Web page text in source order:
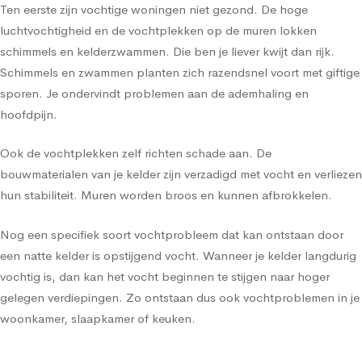
Ten eerste zijn vochtige woningen niet gezond. De hoge
luchtvochtigheid en de vochtplekken op de muren lokken
schimmels en kelderzwammen. Die ben je liever kwijt dan rijk.
Schimmels en zwammen planten zich razendsnel voort met giftige
sporen. Je ondervindt problemen aan de ademhaling en
hoofdpijn.
Ook de vochtplekken zelf richten schade aan. De
bouwmaterialen van je kelder zijn verzadigd met vocht en verliezen
hun stabiliteit. Muren worden broos en kunnen afbrokkelen.
Nog een specifiek soort vochtprobleem dat kan ontstaan door
een natte kelder is opstijgend vocht. Wanneer je kelder langdurig
vochtig is, dan kan het vocht beginnen te stijgen naar hoger
gelegen verdiepingen. Zo ontstaan dus ook vochtproblemen in je
woonkamer, slaapkamer of keuken.